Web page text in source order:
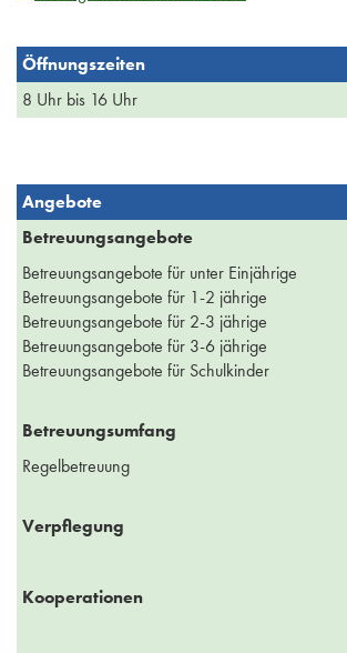
Öffnungszeiten
8 Uhr bis 16 Uhr
Angebote
Betreuungsangebote
Betreuungsangebote für unter Einjährige
Betreuungsangebote für 1-2 jährige
Betreuungsangebote für 2-3 jährige
Betreuungsangebote für 3-6 jährige
Betreuungsangebote für Schulkinder
Betreuungsumfang
Regelbetreuung
Verpflegung
Kooperationen